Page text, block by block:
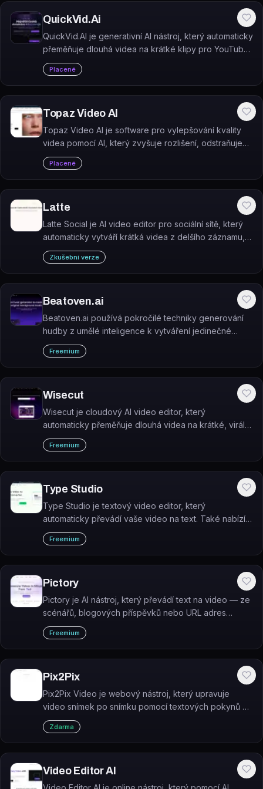
QuickVid.Ai
QuickVid.AI je generativní AI nástroj, který automaticky
přeměňuje dlouhá videa na krátké klipy pro YouTube
Shorts, TikTok a Instagram Reels.
Placené
Topaz Video AI
Topaz Video AI je software pro vylepšování kvality
videa pomocí AI, který zvyšuje rozlišení, odstraňuje
šum, stabilizuje záběry a interpoluje snímky.
Placené
Latte
Latte Social je AI video editor pro sociální sítě, který
automaticky vytváří krátká videa z delšího záznamu,
přidává animované titulky a generuje denní obsah
bez manuální práce.
Zkušební verze
Beatoven.ai
Beatoven.ai používá pokročilé techniky generování
hudby z umělé inteligence k vytváření jedinečné
náladové hudby, která odpovídá každé části vašeho
videa nebo podcastu.
Freemium
Wisecut
Wisecut je cloudový AI video editor, který
automaticky přeměňuje dlouhá videa na krátké, virální
klipy pomocí rozpoznávání řeči a strojového učení.
Freemium
Type Studio
Type Studio je textový video editor, který
automaticky převádí vaše video na text. Také nabízí
rychlé nástroje pro úpravu videa, titulky, podcast,
přetvoření a nahrávání.
Freemium
Pictory
Pictory je AI nástroj, který převádí text na video — ze
scénářů, blogových příspěvků nebo URL adres
automaticky generuje krátká sdílitelná videa.
Freemium
Pix2Pix
Pix2Pix Video je webový nástroj, který upravuje
video snímek po snímku pomocí textových pokynů na
základě modelu Instruct Pix2Pix.
Zdarma
Video Editor AI